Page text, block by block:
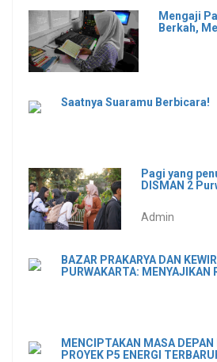
Mengaji
Berkah,
Saatnya Suaramu Berbicara!
Pagi yang
DISMAN 2
Admin
BAZAR PRAKARYA DAN
PURWAKARTA: MENYAJIKAN
MENCIPTAKAN MASA DEPAN
PROYEK P5 ENERGI